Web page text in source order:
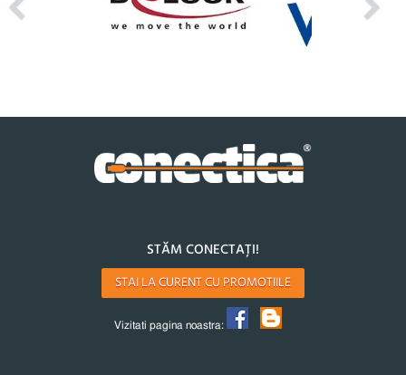
STĂM CONECTAȚI!
STAI LA CURENT CU PROMOTIILE
Vizitati pagina noastra: